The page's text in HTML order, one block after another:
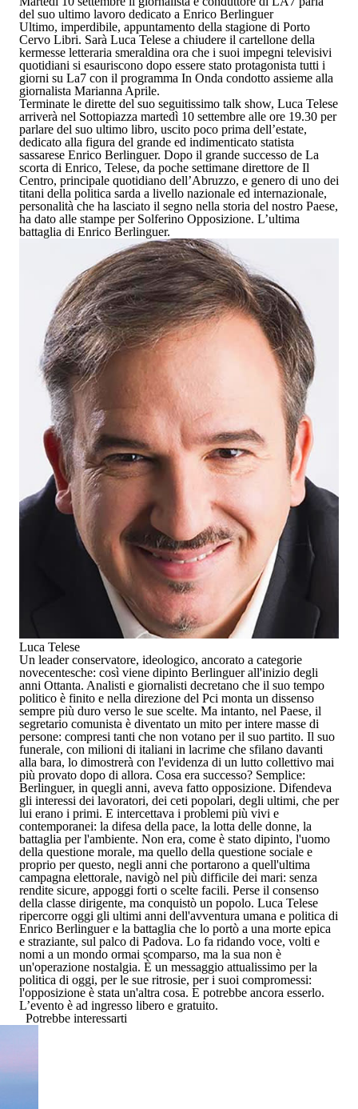
del suo ultimo lavoro dedicato a Enrico Berlinguer
Ultimo, imperdibile, appuntamento della stagione di Porto
Cervo Libri. Sarà Luca Telese a chiudere il cartellone della
kermesse letteraria smeraldina ora che i suoi impegni televisivi
quotidiani si esauriscono dopo essere stato protagonista tutti i
giorni su La7 con il programma In Onda condotto assieme alla
giornalista Marianna Aprile.
Terminate le dirette del suo seguitissimo talk show, Luca Telese
arriverà nel Sottopiazza martedì 10 settembre alle ore 19.30 per
parlare del suo ultimo libro, uscito poco prima dell’estate,
dedicato alla figura del grande ed indimenticato statista
sassarese Enrico Berlinguer. Dopo il grande successo de La
scorta di Enrico, Telese, da poche settimane direttore de Il
Centro, principale quotidiano dell’Abruzzo, e genero di uno dei
titani della politica sarda a livello nazionale ed internazionale,
personalità che ha lasciato il segno nella storia del nostro Paese,
ha dato alle stampe per Solferino Opposizione. L’ultima
battaglia di Enrico Berlinguer.
Luca Telese
Un leader conservatore, ideologico, ancorato a categorie
novecentesche: così viene dipinto Berlinguer all'inizio degli
anni Ottanta. Analisti e giornalisti decretano che il suo tempo
politico è finito e nella direzione del Pci monta un dissenso
sempre più duro verso le sue scelte. Ma intanto, nel Paese, il
segretario comunista è diventato un mito per intere masse di
persone: compresi tanti che non votano per il suo partito. Il suo
funerale, con milioni di italiani in lacrime che sfilano davanti
alla bara, lo dimostrerà con l'evidenza di un lutto collettivo mai
più provato dopo di allora. Cosa era successo? Semplice:
Berlinguer, in quegli anni, aveva fatto opposizione. Difendeva
gli interessi dei lavoratori, dei ceti popolari, degli ultimi, che per
lui erano i primi. E intercettava i problemi più vivi e
contemporanei: la difesa della pace, la lotta delle donne, la
battaglia per l'ambiente. Non era, come è stato dipinto, l'uomo
della questione morale, ma quello della questione sociale e
proprio per questo, negli anni che portarono a quell'ultima
campagna elettorale, navigò nel più difficile dei mari: senza
rendite sicure, appoggi forti o scelte facili. Perse il consenso
della classe dirigente, ma conquistò un popolo. Luca Telese
ripercorre oggi gli ultimi anni dell'avventura umana e politica di
Enrico Berlinguere la battaglia che lo portò a una morte epica
e straziante, sul palco di Padova. Lo fa ridando voce, volti e
nomi a un mondo ormai scomparso, ma la sua non è
un'operazione nostalgia. È un messaggio attualissimo per la
politica di oggi, per le sue ritrosie, per i suoi compromessi:
l'opposizione è stata un'altra cosa. E potrebbe ancora esserlo.
L’evento è ad ingresso libero e gratuito.
Potrebbe interessarti